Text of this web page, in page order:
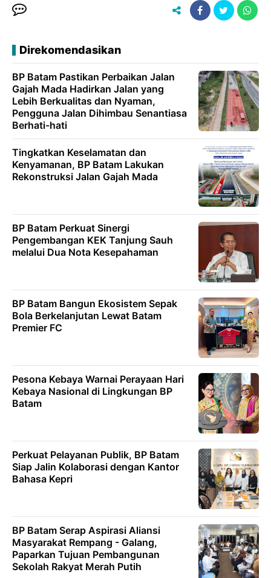
Direkomendasikan
BP Batam Pastikan Perbaikan Jalan
Gajah Mada Hadirkan Jalan yang
Lebih Berkualitas dan Nyaman,
Pengguna Jalan Dihimbau Senantiasa
Berhati-hati
Tingkatkan Keselamatan dan
Kenyamanan, BP Batam Lakukan
Rekonstruksi Jalan Gajah Mada
BP Batam Perkuat Sinergi
Pengembangan KEK Tanjung Sauh
melalui Dua Nota Kesepahaman
BP Batam Bangun Ekosistem Sepak
Bola Berkelanjutan Lewat Batam
Premier FC
Pesona Kebaya Warnai Perayaan Hari
Kebaya Nasional di Lingkungan BP
Batam
Perkuat Pelayanan Publik, BP Batam
Siap Jalin Kolaborasi dengan Kantor
Bahasa Kepri
BP Batam Serap Aspirasi Aliansi
Masyarakat Rempang - Galang,
Paparkan Tujuan Pembangunan
Sekolah Rakyat Merah Putih